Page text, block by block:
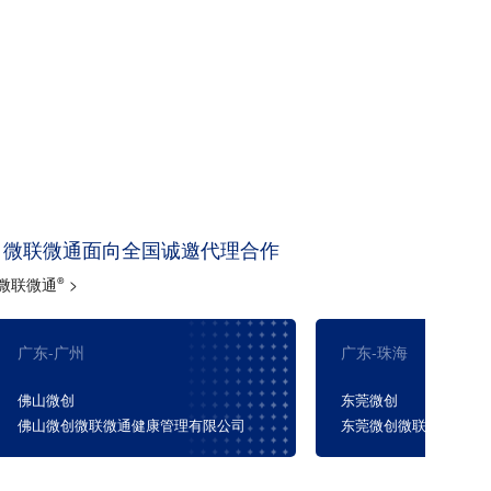
微联微通面向全国诚邀代理合作
联微通® >
广东-珠海
东莞微创
东莞微创微联微通健康管理有限公司
广东-广州
珠海微创
珠海微创微联微通健康
Firebird2
火鸟™ 冠脉雷帕霉素洗脱钴基合金支架系统
FireKingFisher®火翠鸟®冠脉雷帕霉素洗脱支架系统
冠脉雷帕霉素洗脱钴基合金支架系统